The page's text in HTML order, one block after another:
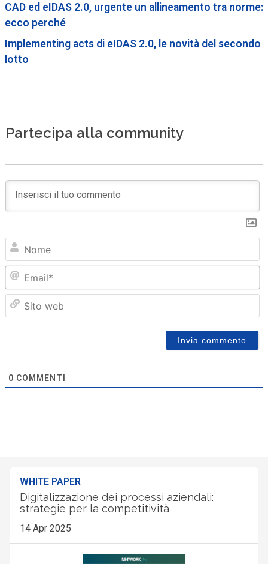
CAD ed eIDAS 2.0, urgente un allineamento tra norme:
ecco perché
Implementing acts di eIDAS 2.0, le novità del secondo
lotto
Partecipa alla community
0 COMMENTI
WHITE PAPER
Digitalizzazione dei processi aziendali:
strategie per la competitività
14 Apr 2025